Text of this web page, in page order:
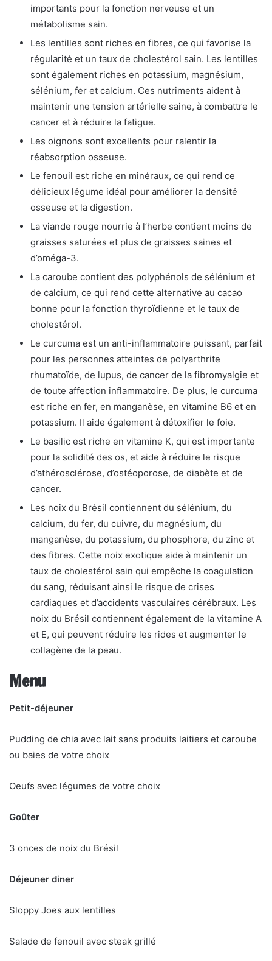
importants pour la fonction nerveuse et un
métabolisme sain.
Les lentilles sont riches en fibres, ce qui favorise la
régularité et un taux de cholestérol sain. Les lentilles
sont également riches en potassium, magnésium,
sélénium, fer et calcium. Ces nutriments aident à
maintenir une tension artérielle saine, à combattre le
cancer et à réduire la fatigue.
Les oignons sont excellents pour ralentir la
réabsorption osseuse.
Le fenouil est riche en minéraux, ce qui rend ce
délicieux légume idéal pour améliorer la densité
osseuse et la digestion.
La viande rouge nourrie à l’herbe contient moins de
graisses saturées et plus de graisses saines et
d’oméga-3.
La caroube contient des polyphénols de sélénium et
de calcium, ce qui rend cette alternative au cacao
bonne pour la fonction thyroïdienne et le taux de
cholestérol.
Le curcuma est un anti-inflammatoire puissant, parfait
pour les personnes atteintes de polyarthrite
rhumatoïde, de lupus, de cancer de la fibromyalgie et
de toute affection inflammatoire. De plus, le curcuma
est riche en fer, en manganèse, en vitamine B6 et en
potassium. Il aide également à détoxifier le foie.
Le basilic est riche en vitamine K, qui est importante
pour la solidité des os, et aide à réduire le risque
d’athérosclérose, d’ostéoporose, de diabète et de
cancer.
Les noix du Brésil contiennent du sélénium, du
calcium, du fer, du cuivre, du magnésium, du
manganèse, du potassium, du phosphore, du zinc et
des fibres. Cette noix exotique aide à maintenir un
taux de cholestérol sain qui empêche la coagulation
du sang, réduisant ainsi le risque de crises
cardiaques et d’accidents vasculaires cérébraux. Les
noix du Brésil contiennent également de la vitamine A
et E, qui peuvent réduire les rides et augmenter le
collagène de la peau.
Menu
Petit-déjeuner
Pudding de chia avec lait sans produits laitiers et caroube
ou baies de votre choix
Oeufs avec légumes de votre choix
Goûter
3 onces de noix du Brésil
Déjeuner diner
Sloppy Joes aux lentilles
Salade de fenouil avec steak grillé